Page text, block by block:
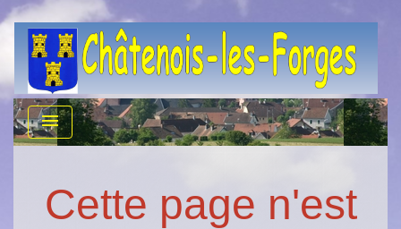
menu
Cette page n'est